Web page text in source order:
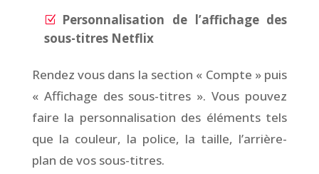
Personnalisation de l’affichage des
sous-titres Netflix
Rendez vous dans la section « Compte » puis
« Affichage des sous-titres ». Vous pouvez
faire la personnalisation des éléments tels
que la couleur, la police, la taille, l’arrière-
plan de vos sous-titres.